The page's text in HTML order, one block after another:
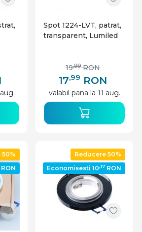
Spot 1224-LVT, patrat,
transparent, Lumiled
17,99 RON
19,99 RON
valabil pana la 11 aug.
50%
RON
Reducere 50%
Economisesti 10,17 RON